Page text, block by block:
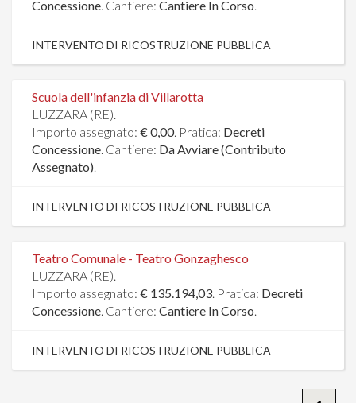
Concessione. Cantiere: Cantiere In Corso.
INTERVENTO DI RICOSTRUZIONE PUBBLICA
Scuola dell'infanzia di Villarotta
LUZZARA (RE).
Importo assegnato: € 0,00. Pratica: Decreti
Concessione. Cantiere: Da Avviare (Contributo
Assegnato).
INTERVENTO DI RICOSTRUZIONE PUBBLICA
Teatro Comunale - Teatro Gonzaghesco
LUZZARA (RE).
Importo assegnato: € 135.194,03. Pratica: Decreti
Concessione. Cantiere: Cantiere In Corso.
INTERVENTO DI RICOSTRUZIONE PUBBLICA